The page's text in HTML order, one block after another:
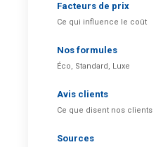
Facteurs de prix
Ce qui influence le coût
Nos formules
Éco, Standard, Luxe
Avis clients
Ce que disent nos clients
Sources